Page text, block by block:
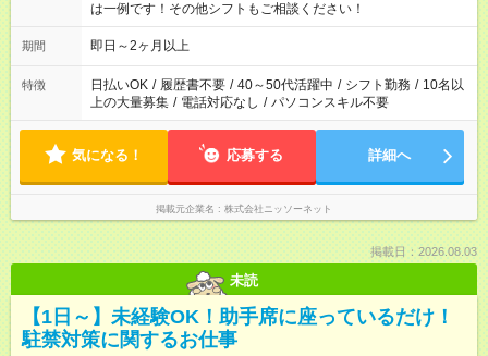
は一例です！その他シフトもご相談ください！
期間 即日～2ヶ月以上
特徴 日払いOK / 履歴書不要 / 40～50代活躍中 / シフト勤務 / 10名以
上の大量募集 / 電話対応なし / パソコンスキル不要
気になる！ 応募する 詳細へ
掲載元企業名 株式会社ニッソーネット
掲載日：2026.08.03
未読
【1日～】未経験OK！助手席に座っているだけ！
駐禁対策に関するお仕事